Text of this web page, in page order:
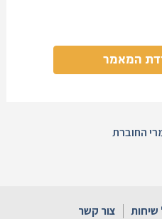
המאמר
החוברת
שיחות צור קשר